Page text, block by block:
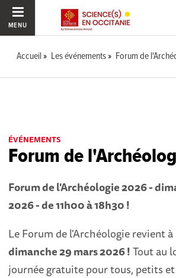
MENU
Accueil Les événements Forum de
ÉVÉNEMENTS
Forum de
Forum de l'Archéologie 2026 -
2026 - de 11h00 à 18h30 !
Le Forum de l'Archéologie revient à
dimanche 29 mars 2026 !Tout au
journée gratuite pour tous, petits